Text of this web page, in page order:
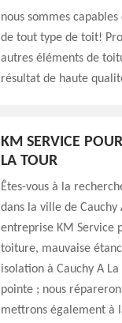
nous sommes
de tout type de toit!
autres éléments de
résultat de haute
KM SERVICE
LA TOUR
Êtes-vous à la
dans la ville de Cauchy
entreprise KM Service
toiture, mauvaise
isolation à Cauchy A
pointe ; nous
mettrons également à